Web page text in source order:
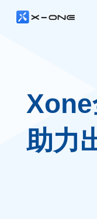
助力